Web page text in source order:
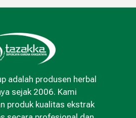
adalah produsen herbal
sejak 2006. Kami
produk kualitas ekstrak